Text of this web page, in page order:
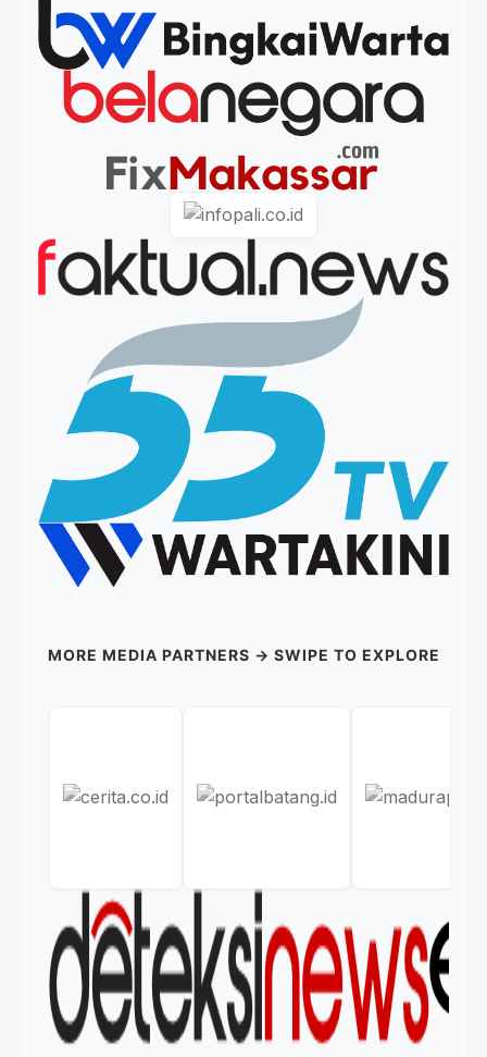
MORE MEDIA PARTNERS → SWIPE TO EXPLORE